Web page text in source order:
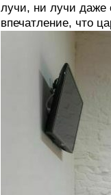
лучи, ни лучи даже
впечатление, что